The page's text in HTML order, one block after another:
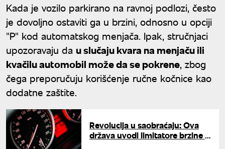
Kada je vozilo parkirano na ravnoj podlozi, često
je dovoljno ostaviti ga u brzini, odnosno u opciji
"P" kod automatskog menjača. Ipak, stručnjaci
upozoravaju da u slučaju kvara na menjaču ili
kvačilu automobil može da se pokrene, zbog
čega preporučuju korišćenje ručne kočnice kao
dodatne zaštite.
Revolucija u saobraćaju: Ova
država uvodi limitatore brzine u